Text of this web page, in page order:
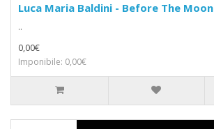
Luca Maria Baldini - Before The Moon
..
0,00€
Imponibile: 0,00€